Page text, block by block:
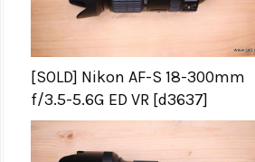
[SOLD] Nikon AF-S 18-300mm
f/3.5-5.6G ED VR [d3637]